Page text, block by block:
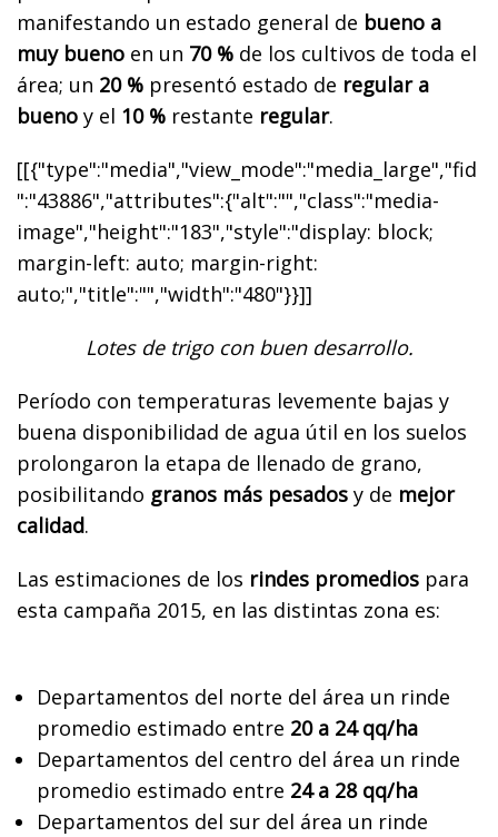
manifestando un estado general de bueno a
muy bueno en un 70 % de los cultivos de toda el
área; un 20 % presentó estado de regular a
bueno y el 10 % restante regular.
[[{"type":"media","view_mode":"media_large","fid
":"43886","attributes":{"alt":"","class":"media-
image","height":"183","style":"display: block;
margin-left: auto; margin-right:
auto;","title":"","width":"480"}}]]
Lotes de trigo con buen desarrollo.
Período con temperaturas levemente bajas y
buena disponibilidad de agua útil en los suelos
prolongaron la etapa de llenado de grano,
posibilitando granos más pesados y de mejor
calidad.
Las estimaciones de los rindes promedios para
esta campaña 2015, en las distintas zona es:
Departamentos del norte del área un rinde
promedio estimado entre 20 a 24 qq/ha
Departamentos del centro del área un rinde
promedio estimado entre 24 a 28 qq/ha
Departamentos del sur del área un rinde